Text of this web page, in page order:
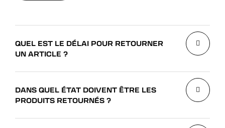
QUEL EST LE DÉLAI POUR RETOURNER
UN ARTICLE ?
DANS QUEL ÉTAT DOIVENT ÊTRE LES
PRODUITS RETOURNÉS ?